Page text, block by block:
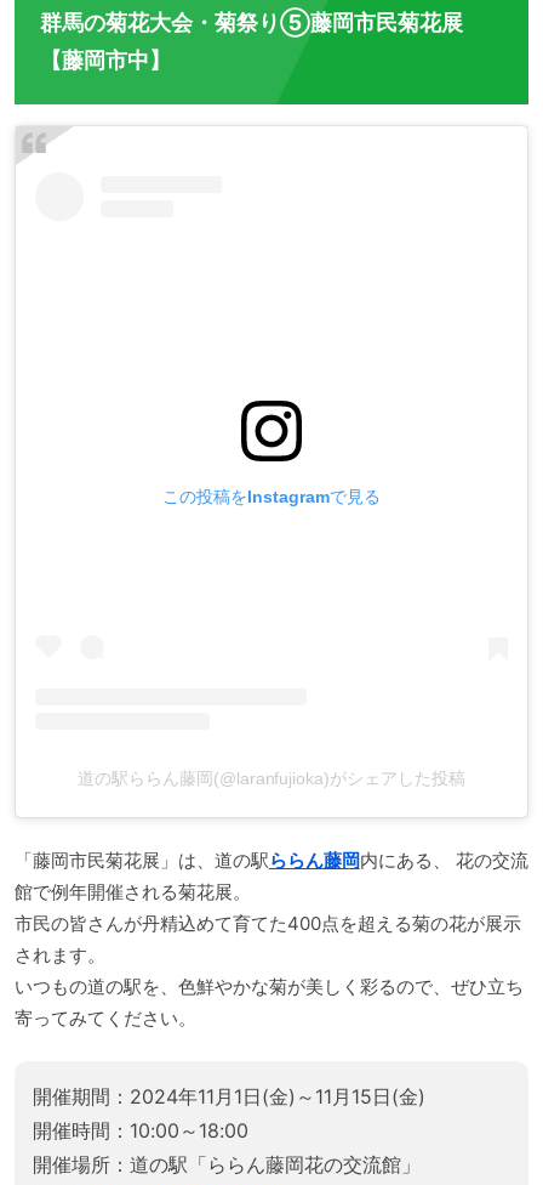
群馬の菊花大会・菊祭り⑤藤岡市民菊花展
【藤岡市中】
この投稿をInstagramで見る
道の駅ららん藤岡(@laranfujioka)がシェアした投稿
「藤岡市民菊花展」は、道の駅ららん藤岡内にある、 花の交流
館で例年開催される菊花展。
市民の皆さんが丹精込めて育てた400点を超える菊の花が展示
されます。
いつもの道の駅を、色鮮やかな菊が美しく彩るので、ぜひ立ち
寄ってみてください。
開催期間：2024年11月1日(金)～11月15日(金)
開催時間：10:00～18:00
開催場所：道の駅「ららん藤岡花の交流館」